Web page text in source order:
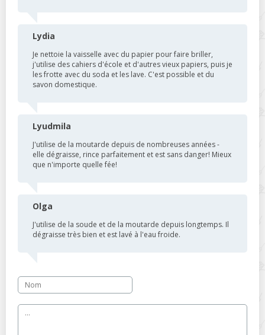
Lydia
Je nettoie la vaisselle avec du papier pour faire briller,
j'utilise des cahiers d'école et d'autres vieux papiers, puis je
les frotte avec du soda et les lave. C'est possible et du
savon domestique.
Lyudmila
J'utilise de la moutarde depuis de nombreuses années -
elle dégraisse, rince parfaitement et est sans danger! Mieux
que n'importe quelle fée!
Olga
J'utilise de la soude et de la moutarde depuis longtemps. Il
dégraisse très bien et est lavé à l'eau froide.